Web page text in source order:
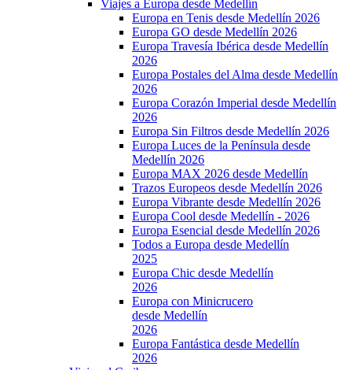
Viajes a Europa desde Medellín
Europa en Tenis desde Medellín 2026
Europa GO desde Medellín 2026
Europa Travesía Ibérica desde Medellín
2026
Europa Postales del Alma desde Medellín
2026
Europa Corazón Imperial desde Medellín
2026
Europa Sin Filtros desde Medellín 2026
Europa Luces de la Península desde
Medellín 2026
Europa MAX 2026 desde Medellín
Trazos Europeos desde Medellín 2026
Europa Vibrante desde Medellín 2026
Europa Cool desde Medellín - 2026
Europa Esencial desde Medellín 2026
Todos a Europa desde Medellín
2025
Europa Chic desde Medellín
2026
Europa con Minicrucero
desde Medellín
2026
Europa Fantástica desde Medellín
2026